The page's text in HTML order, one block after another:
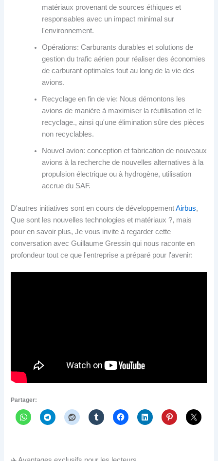
matériaux provenant de sources éthiques et
responsables avec un impact minimal sur
l'environnement.
Opérations: Carburants durables et solutions de
gestion du trafic aérien pour réaliser des économies
de carburant optimales tout au long de la vie des
avions.
Recyclage en fin de vie: Nous démontons les
avions de manière à maximiser la réutilisation et le
recyclage., ainsi qu'une élimination sûre des pièces
non recyclables.
Nouvel avion: conception et fabrication de nouveaux
avions à la recherche de nouvelles alternatives à la
propulsion électrique ou à hydrogène, utilisation
accrue du SAF.
D'autres initiatives sont en cours de développementAirbus,
Que sont les nouvelles technologies et matériaux ?, mais
pour en savoir plus, Je vous invite à regarder cette
conversation avec Guillaume Gressin qui nous raconte en
profondeur tout ce que l'entreprise a préparé pour l'avenir:
Partager: